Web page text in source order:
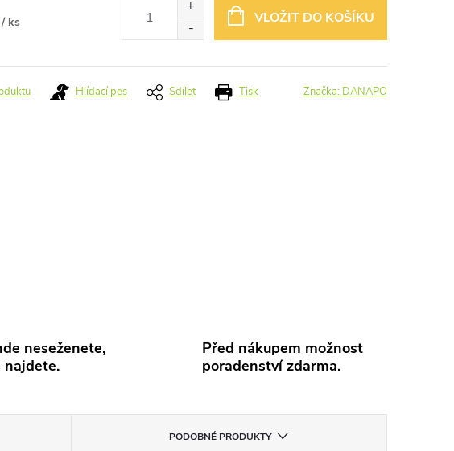
/ ks
VLOŽIT DO KOŠÍKU
Tisk
Hlídací pes Sdílet Značka: DANAPO
neseženete,
najdete.
Před nákupem možnost
poradenství zdarma.
PODOBNÉ PRODUKTY